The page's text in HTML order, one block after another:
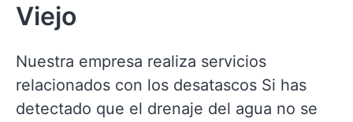
Viejo
Nuestra empresa realiza servicios
relacionados con los desatascos Si has
detectado que el drenaje del agua no se